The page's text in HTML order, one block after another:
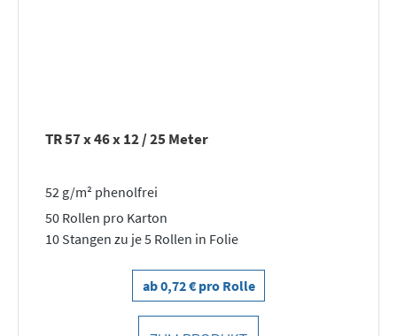
TR 57 x 46 x 12 / 25 Meter
52 g/m² phenolfrei
50 Rollen pro Karton
10 Stangen zu je 5 Rollen in Folie
ab 0,72 € pro Rolle